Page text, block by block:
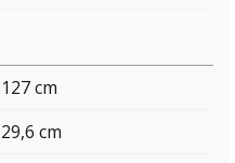
127 cm
29,6 cm